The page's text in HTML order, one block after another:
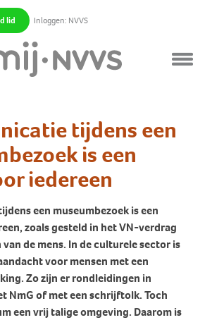
lid Inloggen: NVVS
tijdens een
is een
iedereen
een museumbezoek is een
zoals gesteld in het VN-verdrag
de mens. In de culturele sector is
voor mensen met een
Zo zijn er rondleidingen in
NmG of met een schrijftolk. Toch
een vrij talige omgeving. Daarom is